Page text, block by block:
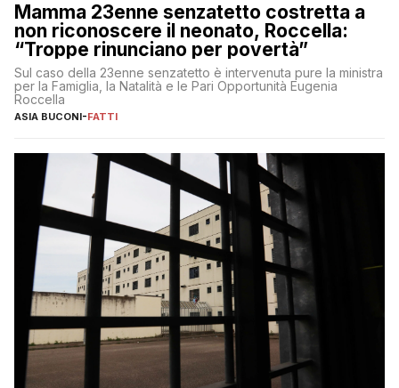
Mamma 23enne senzatetto costretta a
non riconoscere il neonato, Roccella:
“Troppe rinunciano per povertà”
Sul caso della 23enne senzatetto è intervenuta pure la ministra
per la Famiglia, la Natalità e le Pari Opportunità Eugenia
Roccella
ASIA BUCONI-FATTI